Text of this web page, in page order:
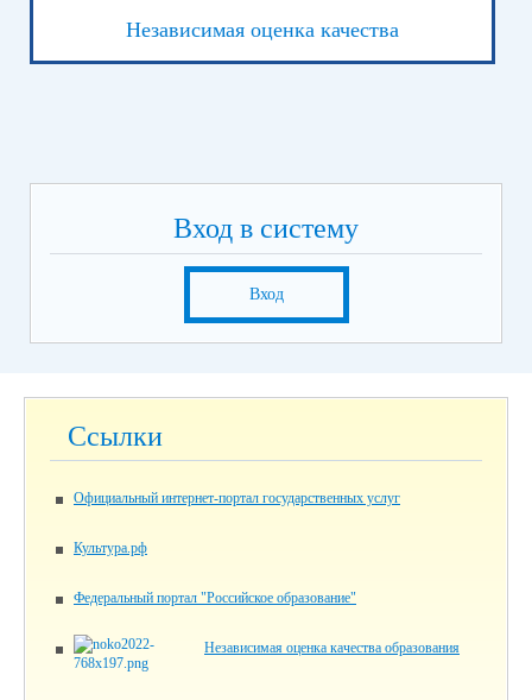
Независимая оценка качества
Вход в систему
Вход
Ссылки
Официальный интернет-портал государственных услуг
Культура.рф
Федеральный портал "Российское образование"
Независимая оценка качества образования